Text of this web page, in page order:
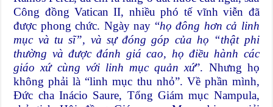
Công đồng Vatican II, nhiều phó tế vĩnh viễn đã
được phong chức. Ngày nay “họ đông hơn cả linh
mục và tu sĩ”, và sự đóng góp của họ “thật phi
thường và được đánh giá cao, họ điều hành các
giáo xứ cùng với linh mục quản xứ”. Nhưng họ
không phải là “linh mục thu nhỏ”. Về phần mình,
Đức cha Inácio Saure, Tổng Giám mục Nampula,